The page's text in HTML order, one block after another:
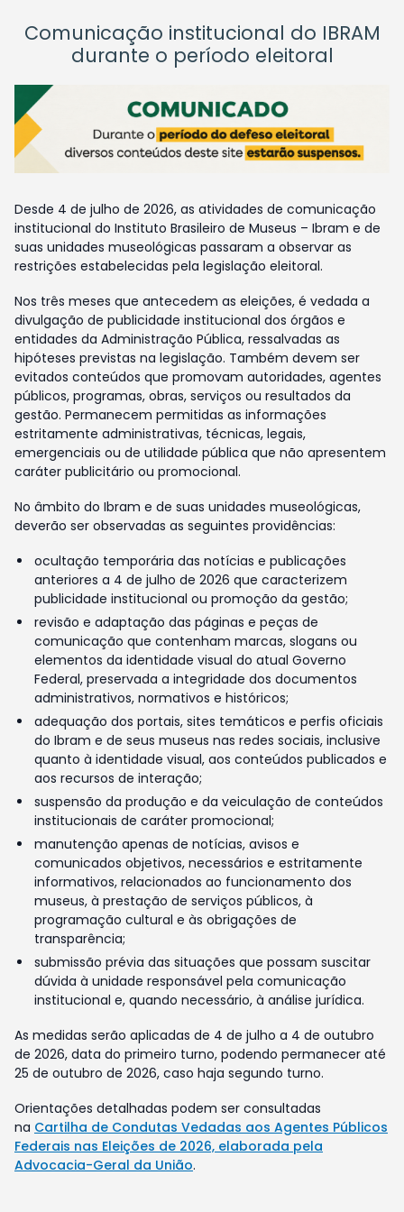
Comunicação institucional do IBRAM
durante o período eleitoral
Desde 4 de julho de 2026, as atividades de comunicação
institucional do Instituto Brasileiro de Museus – Ibram e de
suas unidades museológicas passaram a observar as
restrições estabelecidas pela legislação eleitoral.
Nos três meses que antecedem as eleições, é vedada a
divulgação de publicidade institucional dos órgãos e
entidades da Administração Pública, ressalvadas as
hipóteses previstas na legislação. Também devem ser
evitados conteúdos que promovam autoridades, agentes
públicos, programas, obras, serviços ou resultados da
gestão. Permanecem permitidas as informações
estritamente administrativas, técnicas, legais,
emergenciais ou de utilidade pública que não apresentem
caráter publicitário ou promocional.
No âmbito do Ibram e de suas unidades museológicas,
deverão ser observadas as seguintes providências:
ocultação temporária das notícias e publicações
anteriores a 4 de julho de 2026 que caracterizem
publicidade institucional ou promoção da gestão;
revisão e adaptação das páginas e peças de
comunicação que contenham marcas, slogans ou
elementos da identidade visual do atual Governo
Federal, preservada a integridade dos documentos
administrativos, normativos e históricos;
adequação dos portais, sites temáticos e perfis oficiais
do Ibram e de seus museus nas redes sociais, inclusive
quanto à identidade visual, aos conteúdos publicados e
aos recursos de interação;
suspensão da produção e da veiculação de conteúdos
institucionais de caráter promocional;
manutenção apenas de notícias, avisos e
comunicados objetivos, necessários e estritamente
informativos, relacionados ao funcionamento dos
museus, à prestação de serviços públicos, à
programação cultural e às obrigações de
transparência;
submissão prévia das situações que possam suscitar
dúvida à unidade responsável pela comunicação
institucional e, quando necessário, à análise jurídica.
As medidas serão aplicadas de 4 de julho a 4 de outubro
de 2026, data do primeiro turno, podendo permanecer até
25 de outubro de 2026, caso haja segundo turno.
Orientações detalhadas podem ser consultadas
na Cartilha de Condutas Vedadas aos Agentes Públicos
Federais nas Eleições de 2026, elaborada pela
Advocacia-Geral da União.